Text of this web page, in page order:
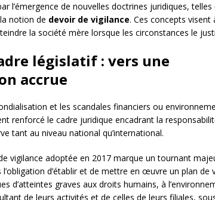
l’émergence de nouvelles doctrines juridiques,
notion de devoir de vigilance. Ces concepts visent
la société mère lorsque les circonstances le
législatif : vers une
accrue
et les scandales financiers ou
renforcé le cadre juridique encadrant la
tant au niveau national qu’international.
vigilance adoptée en 2017 marque un tournant
d’établir et de mettre en œuvre un plan de
d’atteintes graves aux droits humains, à
de leurs activités et de celles de leurs filiales,